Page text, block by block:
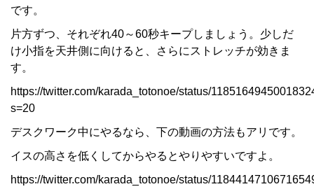
です。
片方ずつ、それぞれ40～60秒キープしましょう。少しだ
け小指を天井側に向けると、さらにストレッチが効きま
す。
https://twitter.com/karada_totonoe/status/
s=20
デスクワーク中にやるなら、下の動画の方法もアリです。
イスの高さを低くしてからやるとやりやすいですよ。
https://twitter.com/karada_totonoe/status/